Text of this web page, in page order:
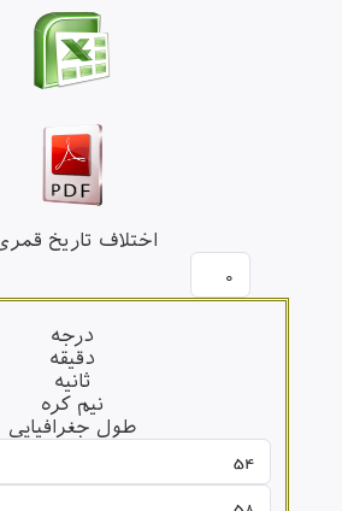
اختلاف تاریخ قمری:
درجه
دقیقه
ثانیه
نیم کره
طول جغرافیایی